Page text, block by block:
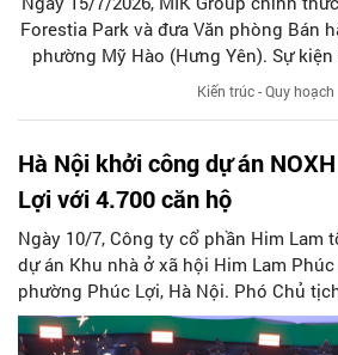
Forestia Park và đưa Văn phòng Bán
phường Mỹ Hào (Hưng Yên). Sự
đầu trong hành trình phát triển
Forestia, lấy cảm hứng từ những giá
Kiến trúc - Quy hoạch
Hà Nội khởi công dự án
Lợi với 4.700 căn hộ
Ngày 10/7, Công ty cổ phần Him Lam
dự án Khu nhà ở xã hội Him Lam
phường Phúc Lợi, Hà Nội. Phó Chủ
Thành phố Hà Nội Dương Đức Tuấn